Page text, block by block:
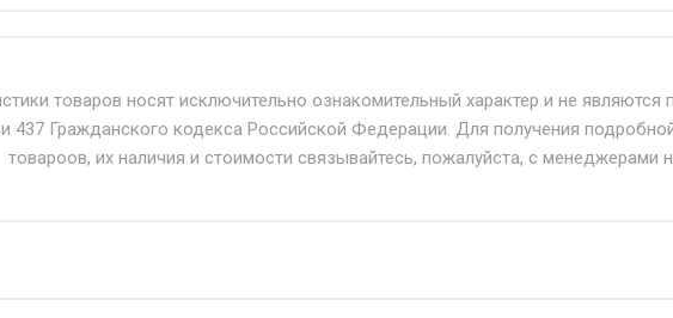
собственным и наёмным транспортом, стоимость доставки
кольцо + от 500.
расходов.
товаров носят исключительно ознакомительный характер и не
437 Гражданского кодекса Российской Федерации. Для получения
товароов, их наличия и стоимости связывайтесь, пожалуйста, с менеджерами